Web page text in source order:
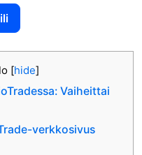
[hide]
Vaiheittai
verkkosivus